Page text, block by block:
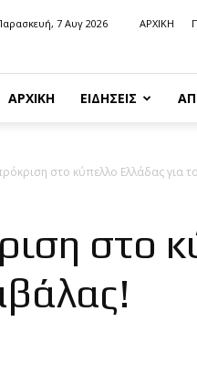
7 Αυγ 2026 ΑΡΧΙΚΗ
ΑΡΧΙΚΗ ΕΙΔΗΣΕΙΣ
στο κύπελλο Ελλάδας για
στο